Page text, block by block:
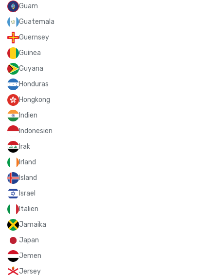
Guam
Guatemala
Guernsey
Guinea
Guyana
Honduras
Hongkong
Indien
Indonesien
Irak
Irland
Island
Israel
Italien
Jamaika
Japan
Jemen
Jersey